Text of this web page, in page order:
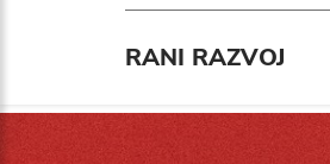
RANI RAZVOJ